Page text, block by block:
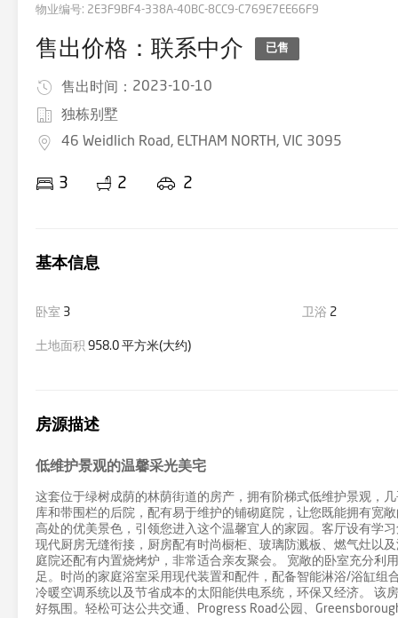
物业编号: 2E3F9BF4-338A-40BC-8CC9-C769E7EE66F9
售出价格：联系中介 已售
售出时间： 2023-10-10
独栋别墅
46 Weidlich Road, ELTHAM NORTH, VIC 3095
3 2 2
基本信息
卧室 3 卫浴 2
土地面积 958.0 平方米(大约)
房源描述
低维护景观的温馨采光美宅
这套位于绿树成荫的林荫街道的房产，拥有阶梯式低维护景观，
库和带围栏的后院，配有易于维护的铺砌庭院，让您既能拥有宽
高处的优美景色，引领您进入这个温馨宜人的家园。客厅设有学
现代厨房无缝衔接，厨房配有时尚橱柜、玻璃防溅板、燃气灶以
庭院还配有内置烧烤炉，非常适合亲友聚会。 宽敞的卧室充分利
足。时尚的家庭浴室采用现代装置和配件，配备智能淋浴/浴缸
冷暖空调系统以及节省成本的太阳能供电系统，环保又经济。 该
好氛围。轻松可达公共交通、Progress Road公园、